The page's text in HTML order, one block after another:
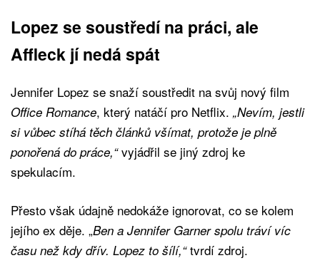
Lopez se soustředí na práci, ale
Affleck jí nedá spát
Jennifer Lopez se snaží soustředit na svůj nový film
Office Romance, který natáčí pro Netflix. „Nevím, jestli
si vůbec stíhá těch článků všímat, protože je plně
ponořená do práce,“vyjádřil se jiný zdroj ke
spekulacím.
Přesto však údajně nedokáže ignorovat, co se kolem
jejího ex děje. „Ben a Jennifer Garner spolu tráví víc
času než kdy dřív. Lopez to šílí,“tvrdí zdroj.